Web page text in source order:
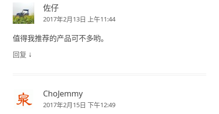
佐仔
2017年2月13日 上午11:44
值得我推荐的产品可不多哟。
回复 ↓
ChoJemmy
2017年2月15日 下午12:49